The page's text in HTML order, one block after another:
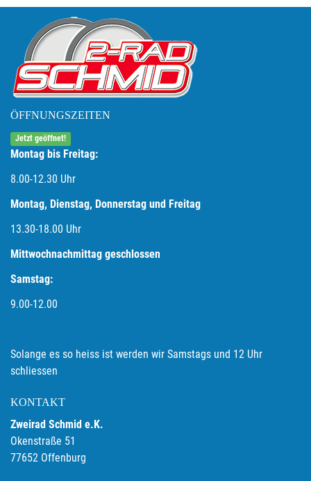
ÖFFNUNGSZEITEN
Jetzt geöffnet!
Montag bis Freitag:
8.00-12.30 Uhr
Montag, Dienstag, Donnerstag und Freitag
13.30-18.00 Uhr
Mittwochnachmittag geschlossen
Samstag:
9.00-12.00
Solange es so heiss ist werden wir Samstags und 12 Uhr
schliessen
KONTAKT
Zweirad Schmid e.K.
Okenstraße 51
77652 Offenburg